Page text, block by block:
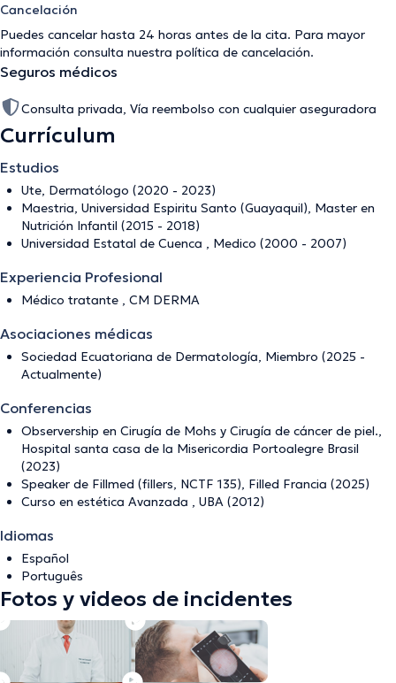
Cancelación
Puedes cancelar hasta 24 horas antes de la cita. Para mayor
información consulta nuestra política de cancelación.
Seguros médicos
Consulta privada, Vía reembolso con cualquier aseguradora
Currículum
Estudios
Ute, Dermatólogo (2020 - 2023)
Maestria, Universidad Espiritu Santo (Guayaquil), Master en
Nutrición Infantil (2015 - 2018)
Universidad Estatal de Cuenca , Medico (2000 - 2007)
Experiencia Profesional
Médico tratante , CM DERMA
Asociaciones médicas
Sociedad Ecuatoriana de Dermatología, Miembro (2025 -
Actualmente)
Conferencias
Observership en Cirugía de Mohs y Cirugía de cáncer de piel.,
Hospital santa casa de la Misericordia Portoalegre Brasil
(2023)
Speaker de Fillmed (fillers, NCTF 135), Filled Francia (2025)
Curso en estética Avanzada , UBA (2012)
Idiomas
Español
Português
Fotos y videos de incidentes